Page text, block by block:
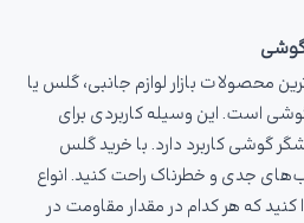
محصولات بازار لوازم جانبی، گلس یا
است. این وسیله کاربردی برای
گوشی کاربرد دارد. با خرید گلس
جدی و خطرناک راحت کنید. انواع
کنید که هر کدام در مقدار مقاومت در